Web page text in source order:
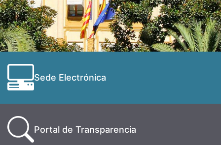
Sede Electrónica
Portal de Transparencia